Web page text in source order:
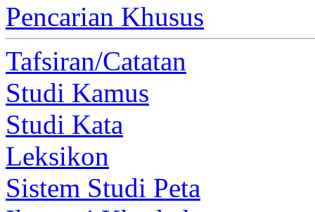
Pencarian Khusus
Tafsiran/Catatan
Studi Kamus
Studi Kata
Leksikon
Sistem Studi Peta